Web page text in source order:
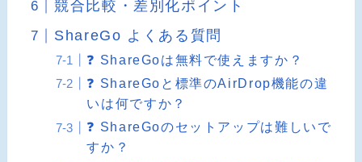
競合比較・差別化ポイント
ShareGo よくある質問
❓ ShareGoは無料で使えますか？
❓ ShareGoと標準のAirDrop機能の違
いは何ですか？
❓ ShareGoのセットアップは難しいで
すか？